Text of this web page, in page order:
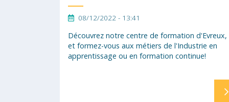
08/12/2022 - 13:41
Découvrez notre centre de formation d'Evreux,
et formez-vous aux métiers de l'Industrie en
apprentissage ou en formation continue!